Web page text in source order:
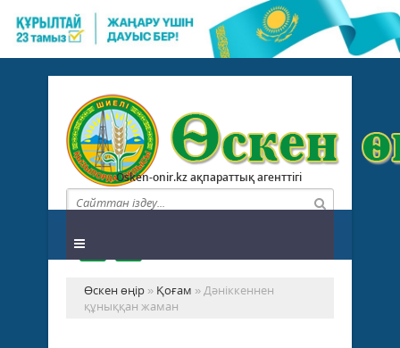
Osken-onir.kz ақпараттық агенттігі
Өскен өңір » Қоғам » Дәніккеннен
құныққан жаман